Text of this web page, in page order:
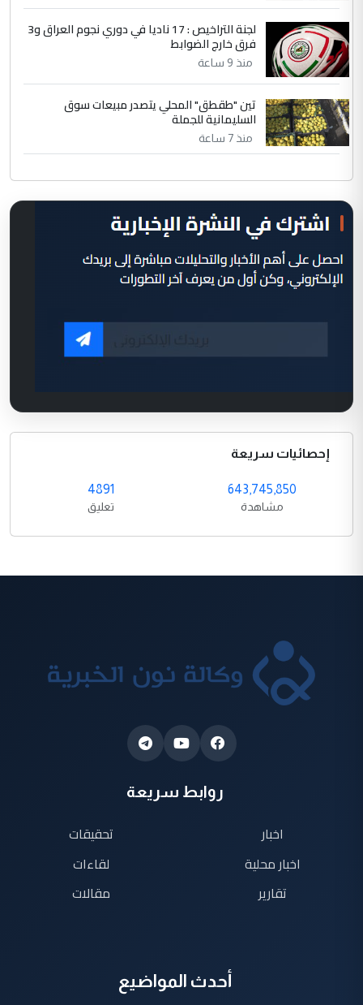
لجنة التراخيص : 17 ناديا في دوري نجوم العراق و3
فرق خارج الضوابط
منذ 9 ساعة
تين "طقطق" المحلي يتصدر مبيعات سوق
السليمانية للجملة
منذ 7 ساعة
إحصائيات سريعة
643,745,850
مشاهدة
4891
تعليق
روابط سريعة
اخبار
اخبار محلية
تقارير
تحقيقات
لقاءات
مقالات
أحدث المواضيع